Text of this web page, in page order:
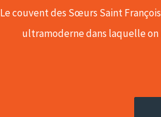
Le couvent des Sœurs Saint
ultramoderne dans laquelle